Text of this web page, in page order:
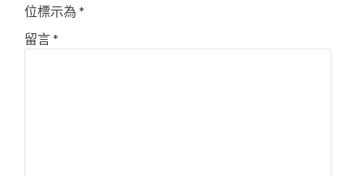
位標示為 *
留言*